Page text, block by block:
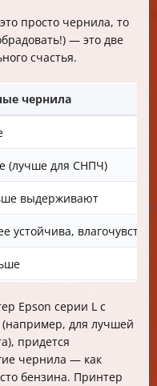
просто чернила, то
— это две
счастья.
чернила
(лучше для СНПЧ)
выдерживают
устойчива,
Epson серии L с
для лучшей
придется
чернила — как
бензина. Принтер